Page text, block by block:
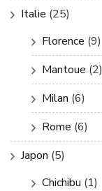
Italie (25)
Florence (9)
Mantoue (2)
Milan (6)
Rome (6)
Japon (5)
Chichibu (1)